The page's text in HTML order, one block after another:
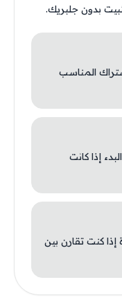
بدون جلبريك.
المناسب
إذا كانت
كنت تقارن بين